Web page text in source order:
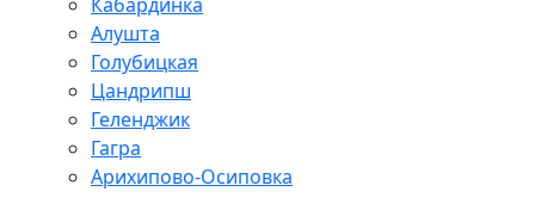
Алушта
Голубицкая
Цандрипш
Геленджик
Гагра
Арихипово-Осиповка